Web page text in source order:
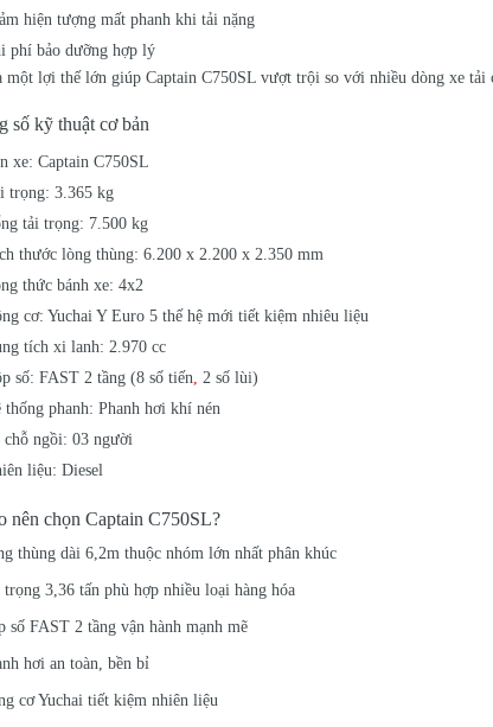
hiện tượng mất phanh khi tải nặng
phí bảo dưỡng hợp lý
một lợi thế lớn giúp Captain C750SL vượt trội so với nhiều dòng xe tải
số kỹ thuật cơ bản
xe: Captain C750SL
trọng: 3.365 kg
tải trọng: 7.500 kg
thước lòng thùng: 6.200 x 2.200 x 2.350 mm
thức bánh xe: 4x2
cơ: Yuchai Y Euro 5 thế hệ mới tiết kiệm nhiêu liệu
tích xi lanh: 2.970 cc
số: FAST 2 tầng (8 số tiến, 2 số lùi)
thống phanh: Phanh hơi khí nén
chỗ ngồi: 03 người
liệu: Diesel
nên chọn Captain C750SL?
thùng dài 6,2m thuộc nhóm lớn nhất phân khúc
3,36 tấn phù hợp nhiều loại hàng hóa
số FAST 2 tầng vận hành mạnh mẽ
hơi an toàn, bền bỉ
cơ Yuchai tiết kiệm nhiên liệu